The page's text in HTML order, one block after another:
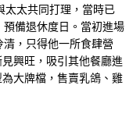
太太共同打理，當時已
備退休度日。當初進場
，只得他一所食肆營
興旺，吸引其他餐廳進
大牌檔，售賣乳鴿、雞